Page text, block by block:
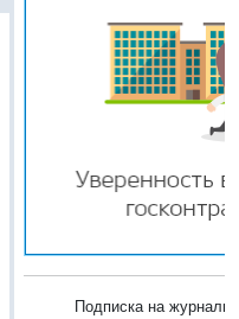
Подписка на журналы